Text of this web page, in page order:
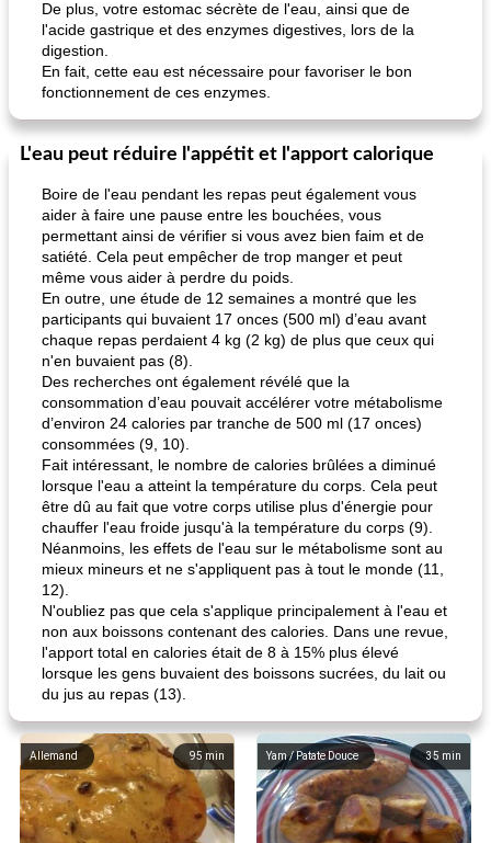
De plus, votre estomac sécrète de l'eau, ainsi que de
l'acide gastrique et des enzymes digestives, lors de la
digestion.
En fait, cette eau est nécessaire pour favoriser le bon
fonctionnement de ces enzymes.
L'eau peut réduire l'appétit et l'apport calorique
Boire de l'eau pendant les repas peut également vous
aider à faire une pause entre les bouchées, vous
permettant ainsi de vérifier si vous avez bien faim et de
satiété. Cela peut empêcher de trop manger et peut
même vous aider à perdre du poids.
En outre, une étude de 12 semaines a montré que les
participants qui buvaient 17 onces (500 ml) d’eau avant
chaque repas perdaient 4 kg (2 kg) de plus que ceux qui
n'en buvaient pas (8).
Des recherches ont également révélé que la
consommation d’eau pouvait accélérer votre métabolisme
d’environ 24 calories par tranche de 500 ml (17 onces)
consommées (9, 10).
Fait intéressant, le nombre de calories brûlées a diminué
lorsque l'eau a atteint la température du corps. Cela peut
être dû au fait que votre corps utilise plus d'énergie pour
chauffer l'eau froide jusqu'à la température du corps (9).
Néanmoins, les effets de l'eau sur le métabolisme sont au
mieux mineurs et ne s'appliquent pas à tout le monde (11,
12).
N'oubliez pas que cela s'applique principalement à l'eau et
non aux boissons contenant des calories. Dans une revue,
l'apport total en calories était de 8 à 15% plus élevé
lorsque les gens buvaient des boissons sucrées, du lait ou
du jus au repas (13).
95 min
Allemand 35 min
Yam / Patate Douce